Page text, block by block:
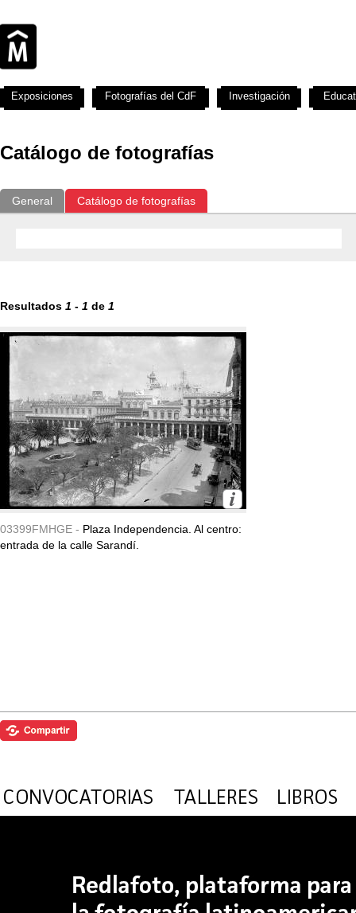
Catálogo de fotografías
General Catálogo de fotografías
Resultados 1 - 1 de 1
03399FMHGE - Plaza Independencia. Al centro:
entrada de la calle Sarandí.
Exposiciones Fotografías del CdF Investigación